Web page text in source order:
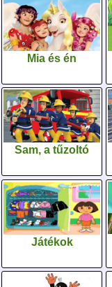
Mia és én
Sam, a tűzoltó
Játékok